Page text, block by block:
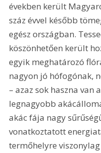
években került
száz évvel később
egész országban.
köszönhetően került
egyik meghatározó
nagyon jó hófogónak,
– azaz sok haszna van
legnagyobb
akác fája nagy
vonatkoztatott
termőhelyre